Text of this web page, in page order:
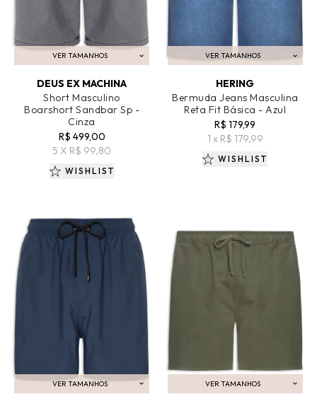
VER TAMANHOS
ADICIONAR AO CARRINHO
DEUS EX MACHINA
Short Masculino
Boarshort Sandbar Sp -
Cinza
R$ 499,00
5 X R$ 99,80
WISHLIST
VER TAMANHOS
ADICIONAR AO CARRINHO
HERING
Bermuda Jeans Masculina
Reta Fit Básica - Azul
R$ 179,99
1 x R$ 179,99
WISHLIST
VER TAMANHOS
ADICIONAR AO CARRINHO
VER TAMANHOS
ADICIONAR AO CARRINHO